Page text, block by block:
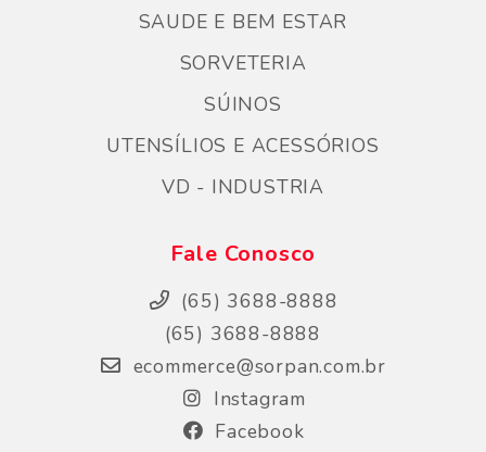
SAUDE E BEM ESTAR
SORVETERIA
SÚINOS
UTENSÍLIOS E ACESSÓRIOS
VD - INDUSTRIA
Fale Conosco
(65) 3688-8888
(65) 3688-8888
ecommerce@sorpan.com.br
Instagram
Facebook